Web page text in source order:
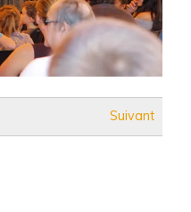
Suivant